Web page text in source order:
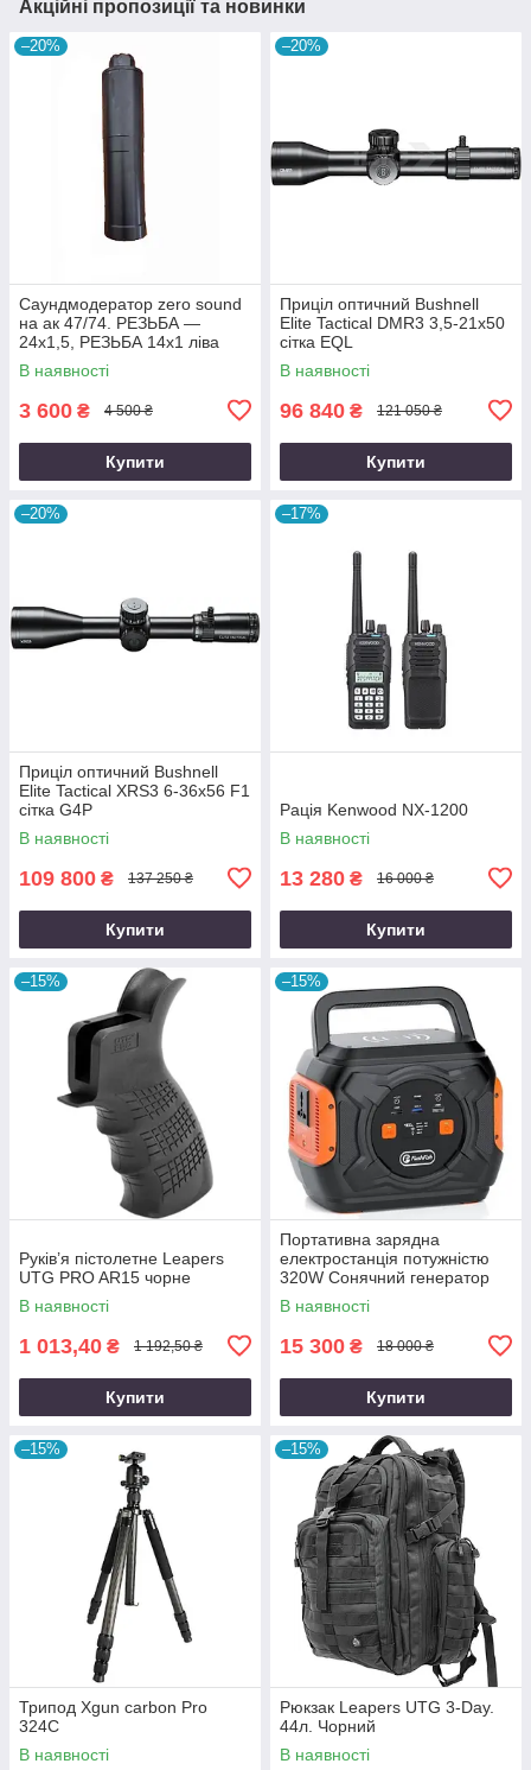
Акційні пропозиції та новинки
–20%
Саундмодератор zero sound
на ак 47/74. РЕЗЬБА —
24х1,5, РЕЗЬБА 14х1 ліва
В наявності
3 600 ₴ 4 500 ₴
Купити
–20%
Приціл оптичний Bushnell
Elite Tactical DMR3 3,5-21x50
сітка EQL
В наявності
96 840 ₴ 121 050 ₴
Купити
–20%
Приціл оптичний Bushnell
Elite Tactical XRS3 6-36x56 F1
сітка G4P
В наявності
109 800 ₴ 137 250 ₴
Купити
–17%
Рація Kenwood NX-1200
В наявності
13 280 ₴ 16 000 ₴
Купити
–15%
Руків’я пістолетне Leapers
UTG PRO AR15 чорне
В наявності
1 013,40 ₴ 1 192,50 ₴
Купити
–15%
Портативна зарядна
електростанція потужністю
320W Сонячний генератор
FlashFish місткістю 292Wh
800000mAh
В наявності
15 300 ₴ 18 000 ₴
Купити
–15%
Трипод Xgun carbon Рro
324C
В наявності
–15%
Рюкзак Leapers UTG 3-Day.
44л. Чорний
В наявності